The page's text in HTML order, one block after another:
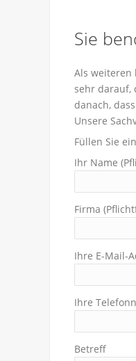
Sie
Als weiteren
sehr darauf,
danach,
Unsere
Füllen Sie
Ihr Name
Firma
Ihre E-Mail-
Ihre
Betreff